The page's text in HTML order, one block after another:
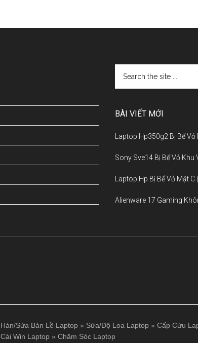
BÀI VIẾT MỚI
Laptop Hp350g2 Bị Bể
Sony Sve14 Bị Bể Vỏ Khu
Laptop Hp Bị Bể Vỏ Mặt
Alienware 17 Gaming
Hàn/Sửa Bản Lề Laptop » Sửa/Độ Loa Laptop » Cấp Cứu
Cài Win Laptop » Chăm Sóc Laptop